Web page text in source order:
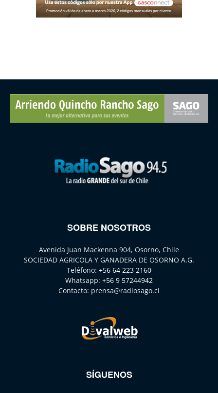
SOBRE NOSOTROS
Avenida Juan Mackenna 904, Osorno, Chile
SOCIEDAD AGRICOLA Y GANADERA DE OSORNO A.G.
Teléfono: +56 64 223 2160
Whatsapp: +56 9 57244942
Contacto: prensa@radiosago.cl
SÍGUENOS